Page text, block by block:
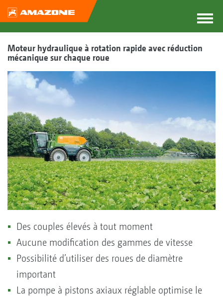
Moteur hydraulique à rotation rapide avec réduction
mécanique sur chaque roue
Des couples élevés à tout moment
Aucune modification des gammes de vitesse
Possibilité d’utiliser des roues de diamètre
important
La pompe à pistons axiaux réglable optimise le